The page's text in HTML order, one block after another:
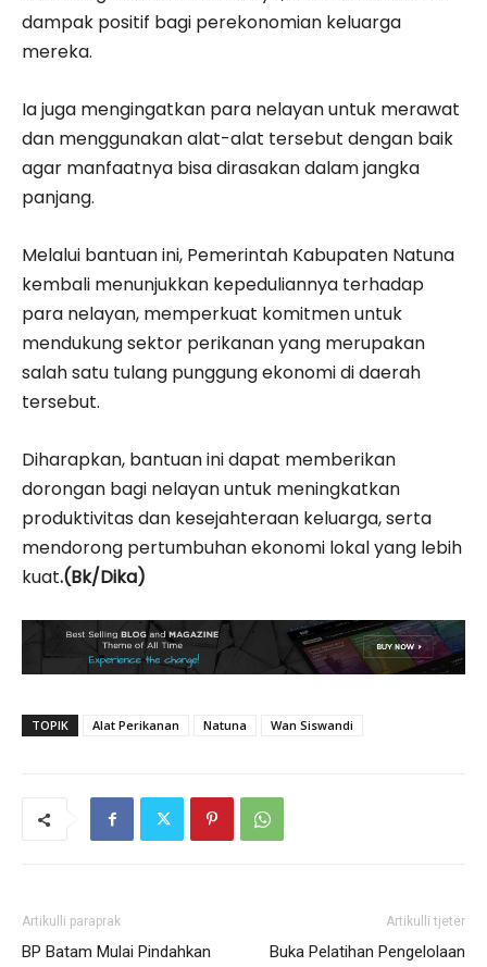
dampak positif bagi perekonomian keluarga
mereka.
Ia juga mengingatkan para nelayan untuk merawat
dan menggunakan alat-alat tersebut dengan baik
agar manfaatnya bisa dirasakan dalam jangka
panjang.
Melalui bantuan ini, Pemerintah Kabupaten Natuna
kembali menunjukkan kepeduliannya terhadap
para nelayan, memperkuat komitmen untuk
mendukung sektor perikanan yang merupakan
salah satu tulang punggung ekonomi di daerah
tersebut.
Diharapkan, bantuan ini dapat memberikan
dorongan bagi nelayan untuk meningkatkan
produktivitas dan kesejahteraan keluarga, serta
mendorong pertumbuhan ekonomi lokal yang lebih
kuat.(Bk/Dika)
TOPIK Alat Perikanan Natuna Wan Siswandi
Artikulli paraprak
BP Batam Mulai Pindahkan
Artikulli tjetër
Buka Pelatihan Pengelolaan